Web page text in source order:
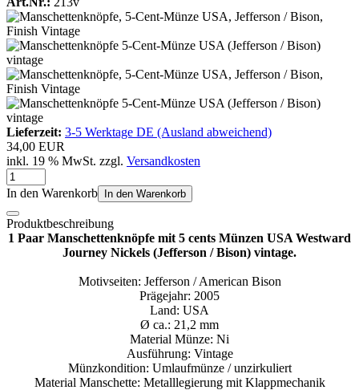
Lieferzeit: 3-5 Werktage DE (Ausland abweichend)
34,00 EUR
inkl. 19 % MwSt. zzgl. Versandkosten
In den Warenkorb In den Warenkorb
Produktbeschreibung
1 Paar Manschettenknöpfe mit 5 cents Münzen USA Westward
Journey Nickels (Jefferson / Bison) vintage.
Motivseiten: Jefferson / American Bison
Prägejahr: 2005
Land: USA
Ø ca.: 21,2 mm
Material Münze: Ni
Ausführung: Vintage
Münzkondition: Umlaufmünze / unzirkuliert
Material Manschette: Metalllegierung mit Klappmechanik